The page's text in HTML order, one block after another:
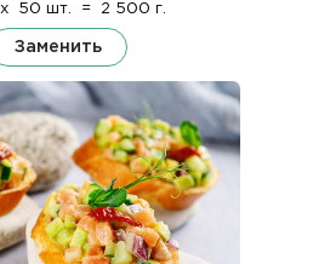
x 50 шт. = 2 500 г.
Заменить